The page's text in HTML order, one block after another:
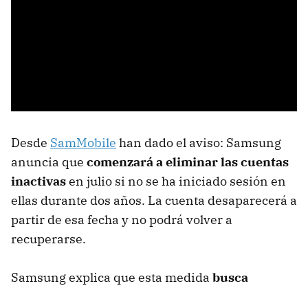
Desde SamMobile han dado el aviso: Samsung
anuncia que comenzará a eliminar las cuentas
inactivasen julio si no se ha iniciado sesión en
ellas durante dos años. La cuenta desaparecerá a
partir de esa fecha y no podrá volver a
recuperarse.
Samsung explica que esta medida busca